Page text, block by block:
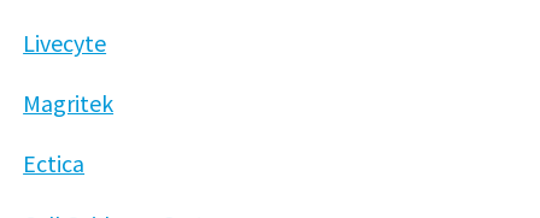
Livecyte
Magritek
Ectica